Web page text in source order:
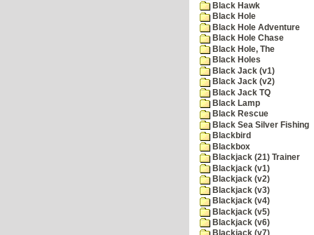
Black Hawk
Black Hole
Black Hole Adventure
Black Hole Chase
Black Hole, The
Black Holes
Black Jack (v1)
Black Jack (v2)
Black Jack TQ
Black Lamp
Black Rescue
Black Sea Silver Fishing
Blackbird
Blackbox
Blackjack (21) Trainer
Blackjack (v1)
Blackjack (v2)
Blackjack (v3)
Blackjack (v4)
Blackjack (v5)
Blackjack (v6)
Blackjack (v7)